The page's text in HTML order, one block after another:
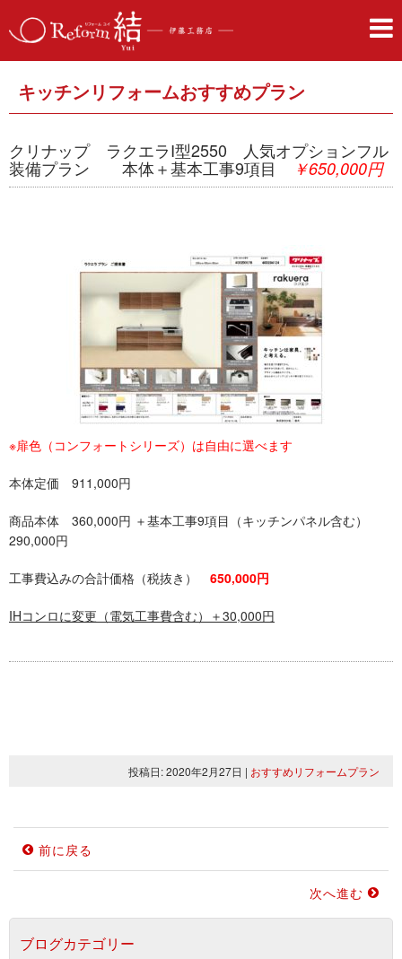
キッチンリフォームおすすめプラン
クリナップ ラクエラI型2550 人気オプションフル
装備プラン 本体＋基本工事9項目 ￥650,000円
※扉色（コンフォートシリーズ）は自由に選べます
本体定価 911,000円
商品本体 360,000円 ＋基本工事9項目（キッチンパネル含む）
290,000円
工事費込みの合計価格（税抜き） 650,000円
IHコンロに変更（電気工事費含む）＋30,000円
投稿日: 2020年2月27日 | おすすめリフォームプラン
前に戻る
次へ進む
ブログカテゴリー